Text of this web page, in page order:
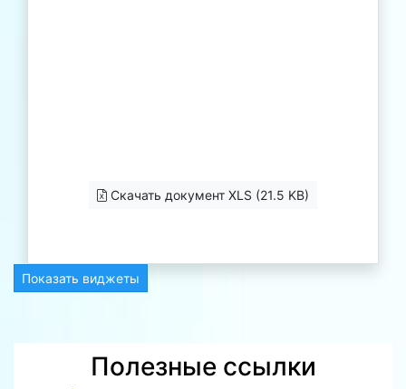
Скачать документ XLS (21.5 KB)
Показать виджеты
Полезные ссылки